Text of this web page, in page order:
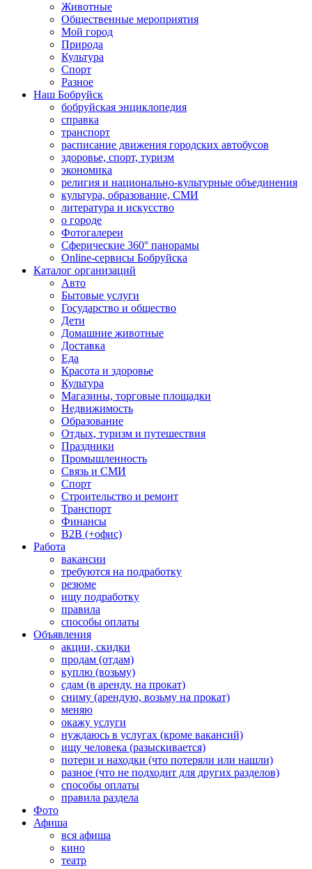
Животные
Общественные мероприятия
Мой город
Природа
Культура
Спорт
Разное
Наш Бобруйск
бобруйская энциклопедия
справка
транспорт
расписание движения городских автобусов
здоровье, спорт, туризм
экономика
религия и национально-культурные объединения
культура, образование, СМИ
литература и искусство
о городе
Фотогалереи
Сферические 360° панорамы
Online-сервисы Бобруйска
Каталог организаций
Авто
Бытовые услуги
Государство и общество
Дети
Домашние животные
Доставка
Еда
Красота и здоровье
Культура
Магазины, торговые площадки
Недвижимость
Образование
Отдых, туризм и путешествия
Праздники
Промышленность
Связь и СМИ
Спорт
Строительство и ремонт
Транспорт
Финансы
B2B (+офис)
Работа
вакансии
требуются на подработку
резюме
ищу подработку
правила
способы оплаты
Объявления
акции, скидки
продам (отдам)
куплю (возьму)
сдам (в аренду, на прокат)
сниму (арендую, возьму на прокат)
меняю
окажу услуги
нуждаюсь в услугах (кроме вакансий)
ищу человека (разыскивается)
потери и находки (что потеряли или нашли)
разное (что не подходит для других разделов)
способы оплаты
правила раздела
Фото
Афиша
вся афиша
кино
театр